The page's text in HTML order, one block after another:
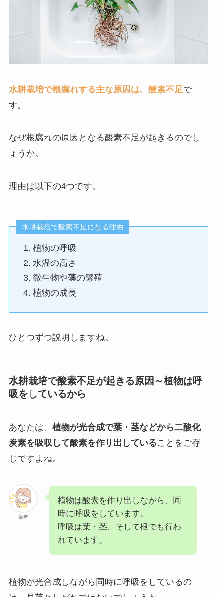
水耕栽培で根腐れする主な原因は、酸素不足で
す。
なぜ根腐れの原因となる酸素不足が起きるのでし
ょうか。
理由は以下の4つです。
水耕栽培で酸素不足になる理由
植物の呼吸
水温の高さ
微生物や藻の繁殖
植物の成長
ひとつずつ説明しますね。
水耕栽培で酸素不足が起きる原因～植物は呼
吸をしているから
あなたは、 植物が光合成で葉・茎などから二酸化
炭素を吸収して酸素を作り出していることをご存
じですよね。
筆者
植物は酸素を作り出しながら、同
時に呼吸をしています。
呼吸は葉・茎、そして根でも行わ
れています。
植物が光合成しながら同時に呼吸をしているの